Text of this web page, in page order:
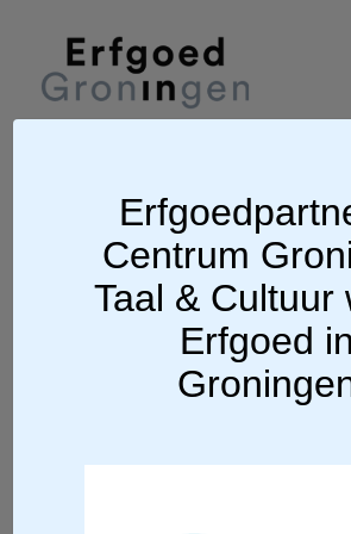
Ga terug
Museummagazine
In april verscheen het
2026-2027 met een overzicht
in Groningen, Friesland, Drenthe,
en Elbe-Weser-Dreieck. Bij de
Centrum
Taal & Cultuur
Erfgoed in